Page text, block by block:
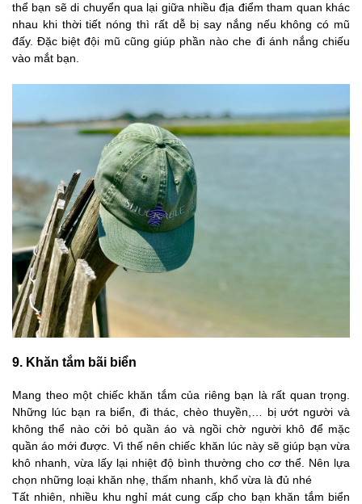
thể bạn sẽ di chuyển qua lại giữa nhiều địa điểm tham quan khác
nhau khi thời tiết nóng thì rất dễ bị say nắng nếu không có mũ
đấy. Đặc biệt đội mũ cũng giúp phần nào che đi ánh nắng chiếu
vào mắt bạn.
9. Khăn tắm bãi biển
Mang theo một chiếc khăn tắm của riêng bạn là rất quan trọng.
Những lúc bạn ra biển, đi thác, chèo thuyền,… bị ướt người và
không thể nào cởi bỏ quần áo và ngồi chờ người khô để mặc
quần áo mới được. Vì thế nên chiếc khăn lúc này sẽ giúp bạn vừa
khô nhanh, vừa lấy lại nhiệt độ bình thường cho cơ thể. Nên lựa
chọn những loại khăn nhẹ, thấm nhanh, khổ vừa là đủ nhé
Tất nhiên, nhiều khu nghỉ mát cung cấp cho bạn khăn tắm biển